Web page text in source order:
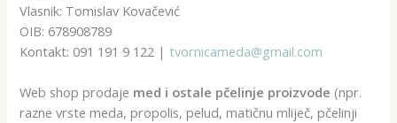
Vlasnik: Tomislav Kovačević
OIB: 678908789
Kontakt: 091 191 9 122 | tvornicameda@gmail.com
Web shop prodaje med i ostale pčelinje proizvode (npr.
razne vrste meda, propolis, pelud, matičnu mliječ, pčelinji